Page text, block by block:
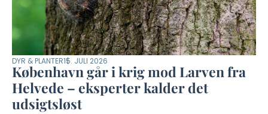
DYR & PLANTER15. JULI 2026
København går i krig mod Larven fra
Helvede – eksperter kalder det
udsigtsløst